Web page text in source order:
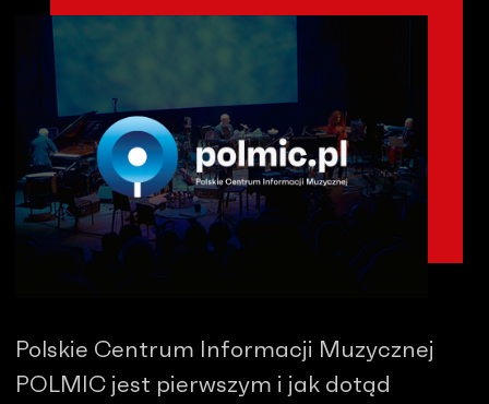
Polskie Centrum Informacji Muzycznej
POLMIC jest pierwszym i jak dotąd